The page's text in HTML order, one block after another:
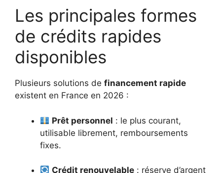
Les principales formes
de crédits rapides
disponibles
Plusieurs solutions de financement rapide
existent en France en 2026 :
Prêt personnel : le plus courant,
utilisable librement, remboursements
fixes.
Crédit renouvelable : réserve d’argent